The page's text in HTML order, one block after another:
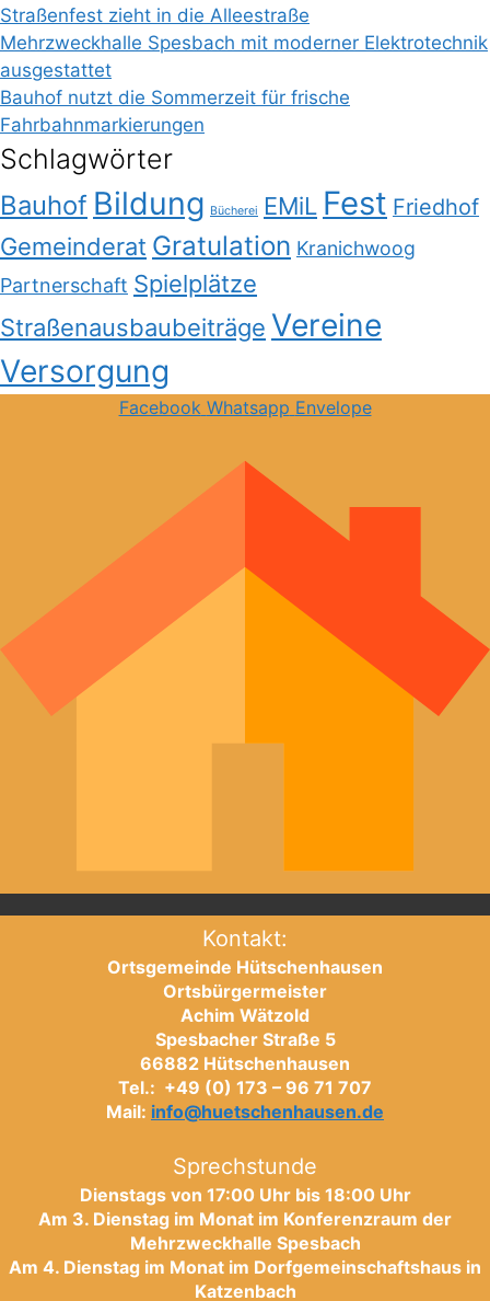
Straßenfest zieht in die Alleestraße
Mehrzweckhalle Spesbach mit moderner Elektrotechnik
ausgestattet
Bauhof nutzt die Sommerzeit für frische
Fahrbahnmarkierungen
Schlagwörter
Bauhof Bildung Bücherei EMiL Fest Friedhof
Gemeinderat Gratulation Kranichwoog
Partnerschaft Spielplätze
Straßenausbaubeiträge Vereine
Versorgung
Facebook Whatsapp Envelope
Kontakt:
Ortsgemeinde Hütschenhausen
Ortsbürgermeister
Achim Wätzold
Spesbacher Straße 5
66882 Hütschenhausen
Tel.: +49 (0) 173 – 96 71 707
Mail: info@huetschenhausen.de
Sprechstunde
Dienstags von 17:00 Uhr bis 18:00 Uhr
Am 3. Dienstag im Monat im Konferenzraum der
Mehrzweckhalle Spesbach
Am 4. Dienstag im Monat im Dorfgemeinschaftshaus in
Katzenbach